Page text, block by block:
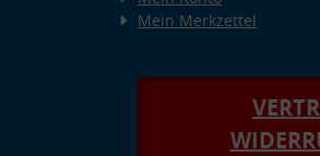
Mein Merkzettel